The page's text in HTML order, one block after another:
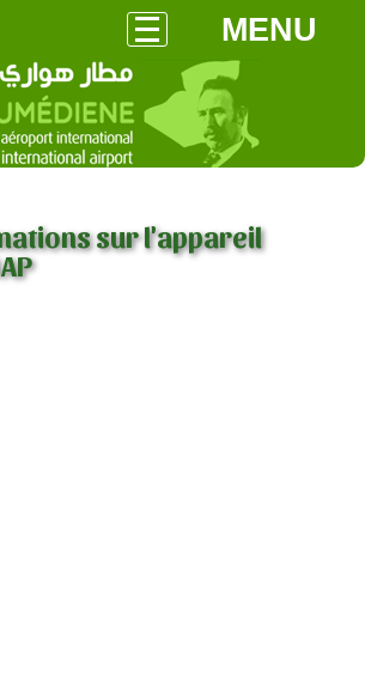
MENU
sur l'appareil